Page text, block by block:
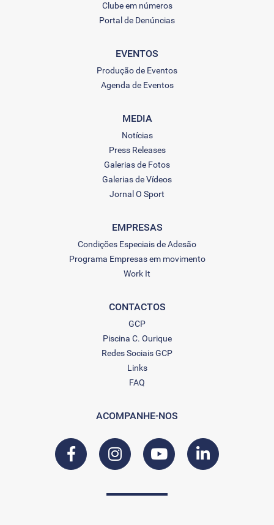
Clube em números
Portal de Denúncias
EVENTOS
Produção de Eventos
Agenda de Eventos
MEDIA
Notícias
Press Releases
Galerias de Fotos
Galerias de Vídeos
Jornal O Sport
EMPRESAS
Condições Especiais de Adesão
Programa Empresas em movimento
Work It
CONTACTOS
GCP
Piscina C. Ourique
Redes Sociais GCP
Links
FAQ
ACOMPANHE-NOS